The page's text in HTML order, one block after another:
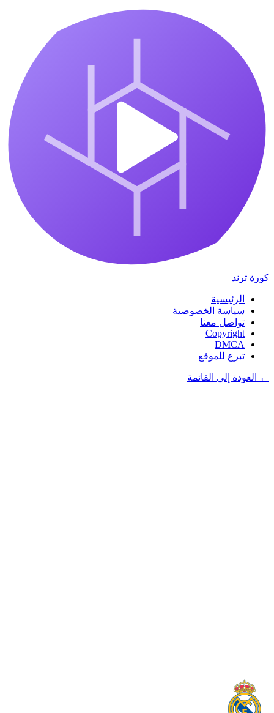
كورة ترند
الرئيسية
سياسة الخصوصية
تواصل معنا
Copyright
DMCA
تبرع للموقع
← العودة إلى القائمة